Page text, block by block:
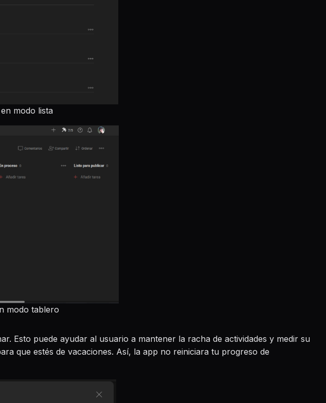
modo lista
modo tablero
Esto puede ayudar al usuario a mantener la racha de actividades y medir su
que estés de vacaciones. Así, la app no reiniciara tu progreso de